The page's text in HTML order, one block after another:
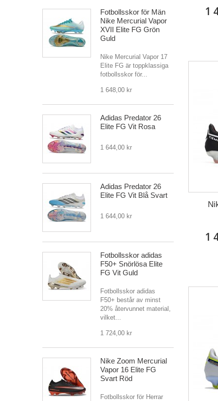
Fotbollsskor för Män
Nike Mercurial Vapor
XVII Elite FG Grön
Guld
Nike Mercurial Vapor 17
Elite FG är toppklassiga
fotbollsskor för...
1 648,00 kr
Adidas Predator 26
Elite FG Vit Rosa
1 644,00 kr
Adidas Predator 26
Elite FG Vit Blå Svart
1 644,00 kr
Fotbollsskor adidas
F50+ Snörlösa Elite
FG Vit Guld
Fotbollsskor adidas
F50+ består av minst
20% återvunnet material,
vilket...
1 724,00 kr
Nike Zoom Mercurial
Vapor 16 Elite FG
Svart Röd
Fotbollsskor för Herrar
1
1